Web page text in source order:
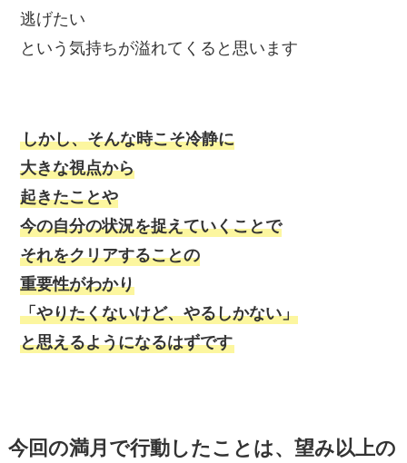
逃げたい
という気持ちが溢れてくると思います
しかし、そんな時こそ冷静に
大きな視点から
起きたことや
今の自分の状況を捉えていくことで
それをクリアすることの
重要性がわかり
「やりたくないけど、やるしかない」
と思えるようになるはずです
今回の満月で行動したことは、望み以上の